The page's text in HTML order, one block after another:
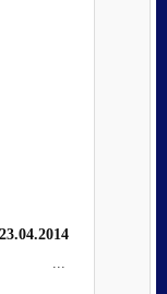
...